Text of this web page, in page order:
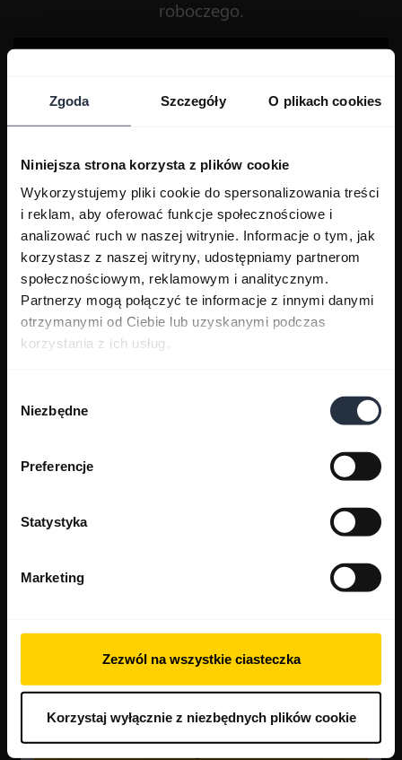
Zgoda Szczegóły O plikach cookies
Niniejsza strona korzysta z plików cookie
Wykorzystujemy pliki cookie do spersonalizowania treści
i reklam, aby oferować funkcje społecznościowe i
analizować ruch w naszej witrynie. Informacje o tym, jak
korzystasz z naszej witryny, udostępniamy partnerom
społecznościowym, reklamowym i analitycznym.
Partnerzy mogą połączyć te informacje z innymi danymi
otrzymanymi od Ciebie lub uzyskanymi podczas
korzystania z ich usług.
zgody
Niezbędne
Preferencje
Statystyka
Marketing
Zezwól na wszystkie ciasteczka
Korzystaj wyłącznie z niezbędnych plików cookie
roboczego.